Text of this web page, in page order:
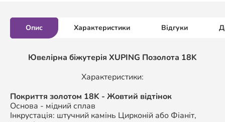
Опис Характеристики Відгуки
Ювелірна біжутерія XUPING Позолота 18K
Характеристики:
Покриття золотом 18K - Жовтий відтінок
Основа - мідний сплав
Інкрустація: штучний камінь Цирконій або Фіаніт,